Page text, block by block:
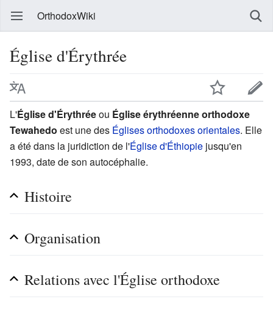
OrthodoxWiki
Église d'Érythrée
L'Église d'Érythréeou Église érythréenne orthodoxe
Tewahedo est une des Églises orthodoxes orientales. Elle
a été dans la juridiction de l'Église d'Éthiopie jusqu'en
1993, date de son autocéphalie.
Histoire
Organisation
Relations avec l'Église orthodoxe